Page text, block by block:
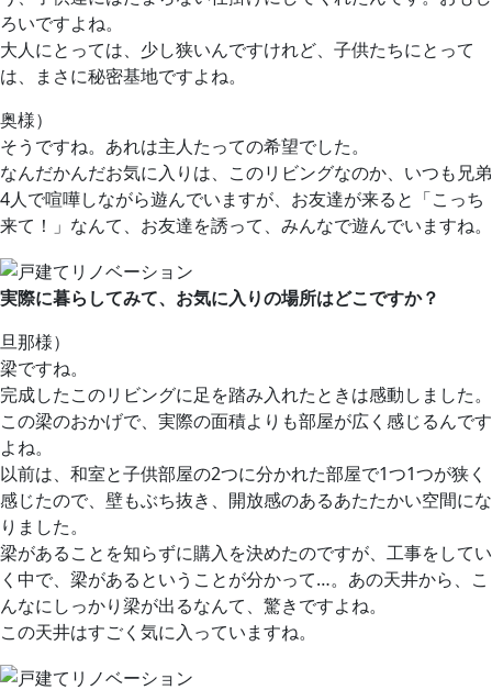
ろいですよね。
大人にとっては、少し狭いんですけれど、子供たちにとって
は、まさに秘密基地ですよね。
奥様）
そうですね。あれは主人たっての希望でした。
なんだかんだお気に入りは、このリビングなのか、いつも兄弟
4人で喧嘩しながら遊んでいますが、お友達が来ると「こっち
来て！」なんて、お友達を誘って、みんなで遊んでいますね。
実際に暮らしてみて、お気に入りの場所はどこですか？
旦那様）
梁ですね。
完成したこのリビングに足を踏み入れたときは感動しました。
この梁のおかげで、実際の面積よりも部屋が広く感じるんです
よね。
以前は、和室と子供部屋の2つに分かれた部屋で1つ1つが狭く
感じたので、壁もぶち抜き、開放感のあるあたたかい空間にな
りました。
梁があることを知らずに購入を決めたのですが、工事をしてい
く中で、梁があるということが分かって…。あの天井から、こ
んなにしっかり梁が出るなんて、驚きですよね。
この天井はすごく気に入っていますね。